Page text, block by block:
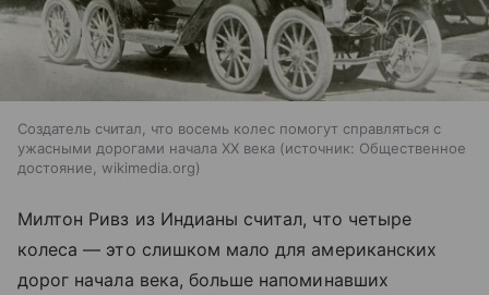
Создатель считал, что восемь колес помогут справляться с
ужасными дорогами начала XX века
источник: Общественное
достояние, wikimedia.org
Милтон Ривз из Индианы считал, что четыре
колеса — это слишком мало для американских
дорог начала века, больше напоминавших